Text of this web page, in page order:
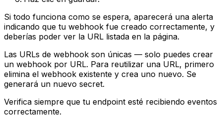
Si todo funciona como se espera, aparecerá una alerta
indicando que tu webhook fue creado correctamente, y
deberías poder ver la URL listada en la página.
Las URLs de webhook son únicas — solo puedes crear
un webhook por URL. Para reutilizar una URL, primero
elimina el webhook existente y crea uno nuevo. Se
generará un nuevo secret.
Verifica siempre que tu endpoint esté recibiendo eventos
correctamente.